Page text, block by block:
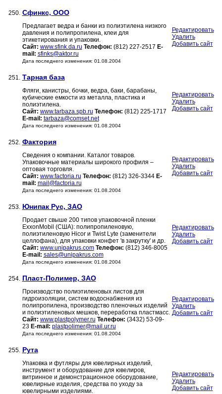
250. Сфинкс, ООО
Предлагает ведра и банки из полиэтилена низкого
давления и полипропилена, клеи для
этикетирования и упаковки.
Сайт: www.sfink.da.ru Телефон: (812) 227-2517 E-
mail: sfinks@aktor.ru
Дата последнего изменения: 01.08.2004
Редактировать
Удалить
Добавить сайт
251. Тарная база
Фляги, канистры, бочки, ведра, баки, барабаны,
кубические емкости из металла, пластика и
полиэтилена.
Сайт: www.tarbaza.spb.ru Телефон: (812) 225-1717
E-mail: tarbaza@comset.net
Дата последнего изменения: 01.08.2004
Редактировать
Удалить
Добавить сайт
252. Фактория
Сведения о компании. Каталог товаров.
Упаковочные материалы широкого профиля –
оптовая торговля.
Сайт: www.factoria.ru Телефон: (812) 326-3344 E-
mail: mail@factoria.ru
Дата последнего изменения: 01.08.2004
Редактировать
Удалить
Добавить сайт
253. Юнипак Рус, ЗАО
Продает свыше 200 типов упаковочной пленки
ExxonMobil (США): полипропиленовую,
полиэтиленовую Hicor и Twist Lyte (заменители
целлофана), для упаковки конфет 'в закрутку' и др.
Сайт: www.unipakrus.com Телефон: (812) 346-8005
E-mail: sales@unipakrus.com
Дата последнего изменения: 01.08.2004
Редактировать
Удалить
Добавить сайт
254. Пласт-Полимер, ЗАО
Производство полиэтиленовых листов для
гидроизоляции, систем водоснабжения из
полипропилена, производство пленочных изделий
и полиэтиленовых мешков, переработка пластмасс.
Сайт: www.plastpolymer.ru Телефон: (3432) 53-09-
23 E-mail: plastpolimer@mail.ur.ru
Дата последнего изменения: 01.08.2004
Редактировать
Удалить
Добавить сайт
255. Рута
Упаковка и футляры для ювелирных изделий,
инструмент и оборудование для ювелиров,
витринное и демонстрационное оборудование,
ювелирные изделия, средства по уходу за
ювелирными изделиями.
Редактировать
Удалить
Добавить сайт